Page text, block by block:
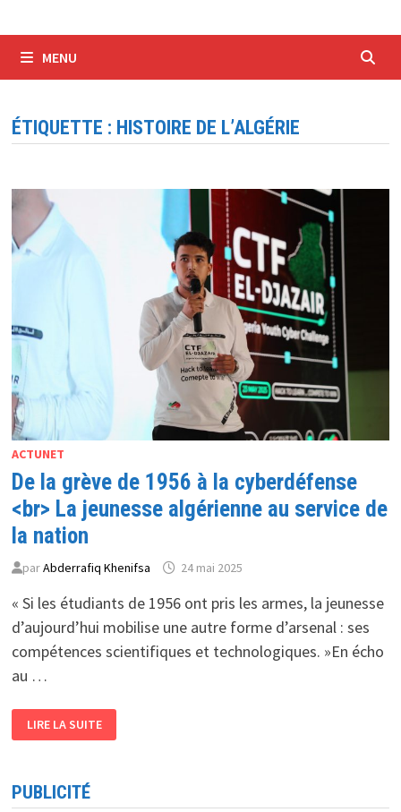
MENU
ÉTIQUETTE : HISTOIRE DE L’ALGÉRIE
ACTUNET
De la grève de 1956 à la cyberdéfense
<br> La jeunesse algérienne au service de
la nation
parAbderrafiq Khenifsa 24 mai 2025
« Si les étudiants de 1956 ont pris les armes, la jeunesse
d’aujourd’hui mobilise une autre forme d’arsenal : ses
compétences scientifiques et technologiques. »En écho
au …
LA
GRÈVE
LA
CYBERDÉFENSE
LIRE LA SUITE
PUBLICITÉ